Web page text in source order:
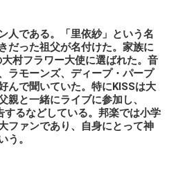
人である。「里依紗」という名
だった祖父が名付けた。家族に
村フラワー大使に選ばれた。音
ラモーンズ、ディープ・パープ
んで聞いていた。特にKISSは大
親と一緒にライブに参加し、
るなどしている。邦楽では小学
ファンであり、自身にとって神
う。